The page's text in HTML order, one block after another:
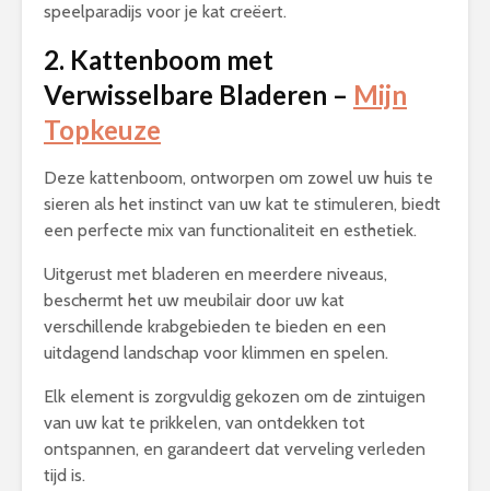
speelparadijs voor je kat creëert.
2. Kattenboom met
Verwisselbare Bladeren – Mijn
Topkeuze
Deze kattenboom, ontworpen om zowel uw huis te
sieren als het instinct van uw kat te stimuleren, biedt
een perfecte mix van functionaliteit en esthetiek.
Uitgerust met bladeren en meerdere niveaus,
beschermt het uw meubilair door uw kat
verschillende krabgebieden te bieden en een
uitdagend landschap voor klimmen en spelen.
Elk element is zorgvuldig gekozen om de zintuigen
van uw kat te prikkelen, van ontdekken tot
ontspannen, en garandeert dat verveling verleden
tijd is.